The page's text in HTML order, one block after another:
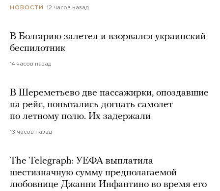
НОВОСТИ 12 часов назад
В Болгарию залетел и взорвался украинский
беспилотник
14 часов назад
В Шереметьево две пассажирки, опоздавшие
на рейс, попытались догнать самолет
по летному полю. Их задержали
13 часов назад
The Telegraph: УЕФА выплатила
шестизначную сумму предполагаемой
любовнице Джанни Инфантино во время его